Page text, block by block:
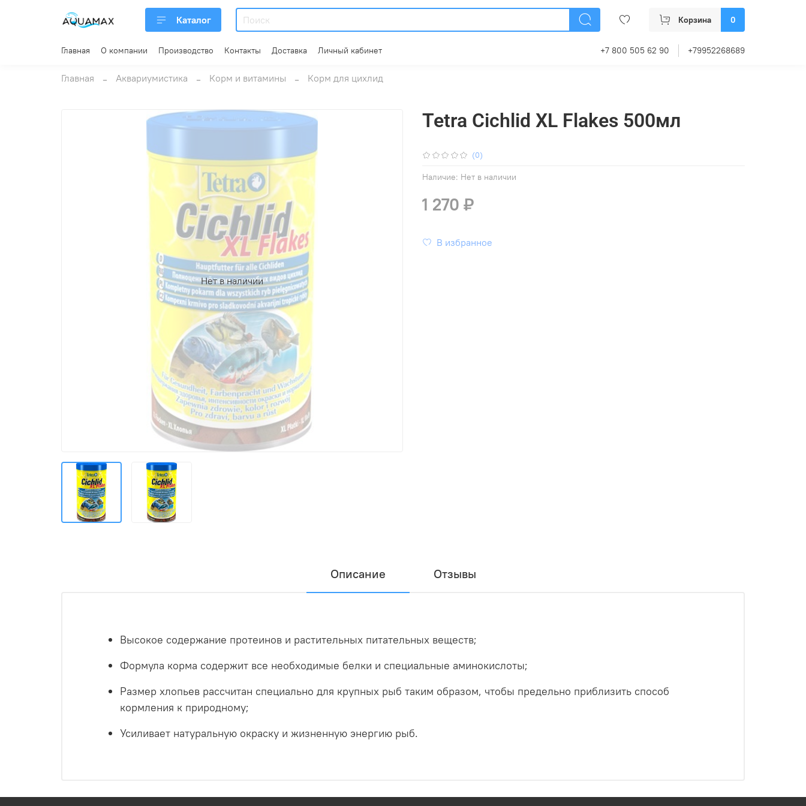
Каталог Корзина 0
Главная О компании Производство Контакты Доставка Личный кабинет +7 800 505 62 90 +79952268689
Главная Аквариумистика Корм и витамины Корм для цихлид
Нет в наличии
(0)
Наличие: Нет в наличии
Tetra Cichlid XL Flakes 500мл
1 270 ₽
В избранное
Описание Отзывы
Высокое содержание протеинов и растительных питательных веществ;
Формула корма содержит все необходимые белки и специальные аминокислоты;
Размер хлопьев рассчитан специально для крупных рыб таким образом, чтобы предельно приблизить способ
кормления к природному;
Усиливает натуральную окраску и жизненную энергию рыб.